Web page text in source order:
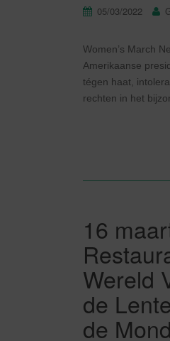
05/03/2022
Women’s March
Amerikaanse
tégen haat,
rechten in het
16
Wereld
de
de